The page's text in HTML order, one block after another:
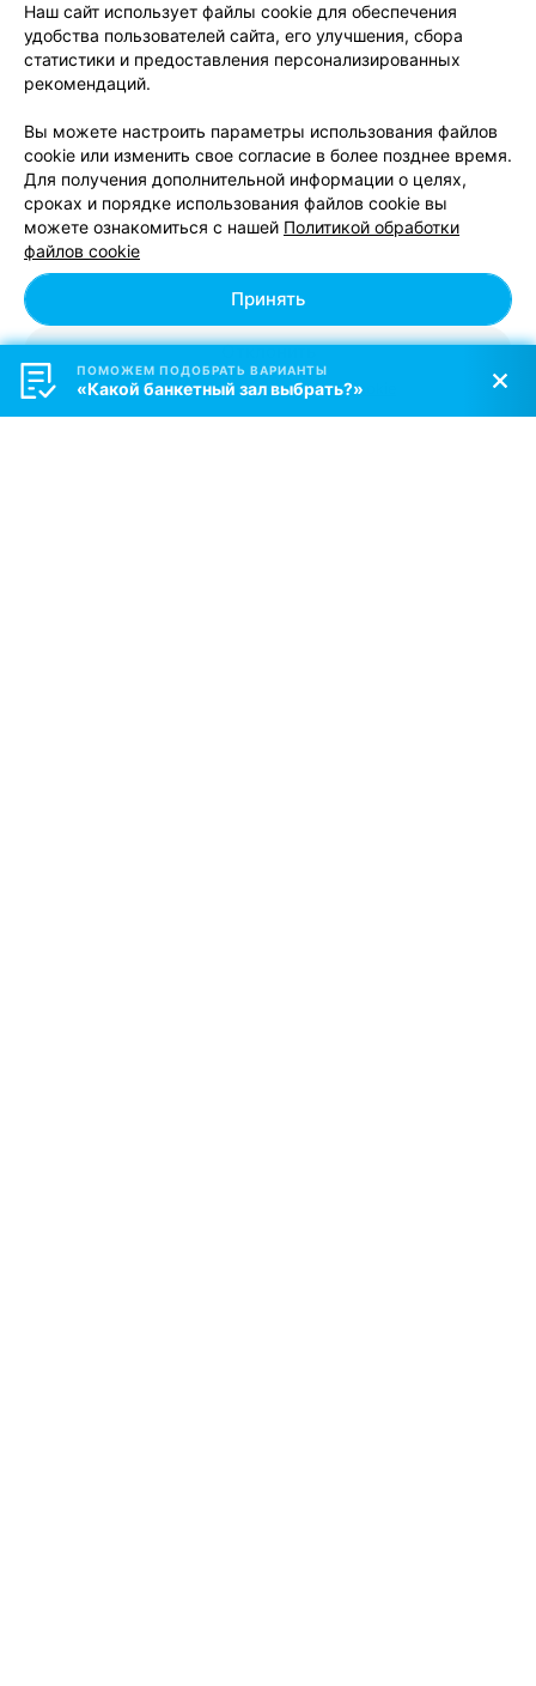
Бронировать Отзывы 34
4.3 Старые традиции
Минск, пр-т Независимости, 57 до 23:00
Отзыв. Здравствуйте! Очень понравился официант по
имени Виталий- очень внимательный, располагающий,
посоветовал как и что! Очень приятный молодой
человек! Просьба- руководство отметить Виталия как
очень позитивного и располагающего, внимательного
к клиентам- молодого человека!!!!!
Показать последние 13
Наш сайт использует файлы cookie для обеспечения
удобства пользователей сайта, его улучшения, сбора
статистики и предоставления персонализированных
рекомендаций.
Вы можете настроить параметры использования файлов
cookie или изменить свое согласие в более позднее время.
Для получения дополнительной информации о целях,
сроках и порядке использования файлов cookie вы
можете ознакомиться с нашей Политикой обработки
файлов cookie
Отклонить
Принять
Персональные настройки Cookie
ПОМОЖЕМ ПОДОБРАТЬ ВАРИАНТЫ
«Какой банкетный зал выбрать?»